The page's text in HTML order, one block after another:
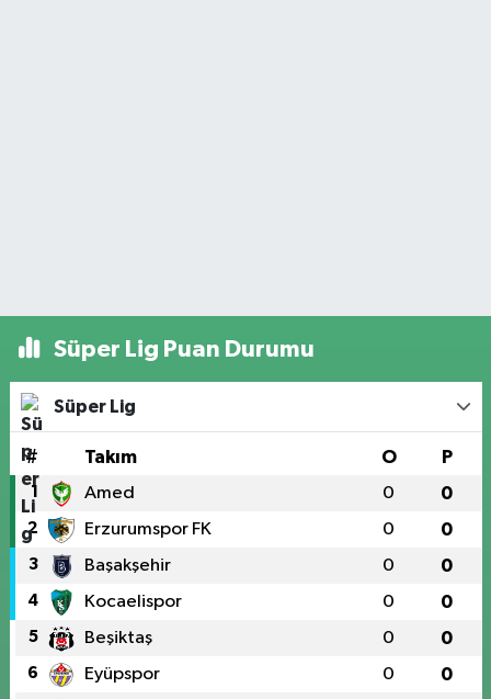
Süper Lig Puan Durumu
Süper Lig
# Takım O P
1 Amed 0 0
2 Erzurumspor FK 0 0
3 Başakşehir 0 0
4 Kocaelispor 0 0
5 Beşiktaş 0 0
6 Eyüpspor 0 0